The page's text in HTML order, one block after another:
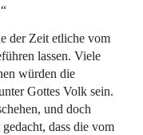
der Zeit etliche vom
lassen. Viele
würden die
Gottes Volk sein.
und doch
dass die vom